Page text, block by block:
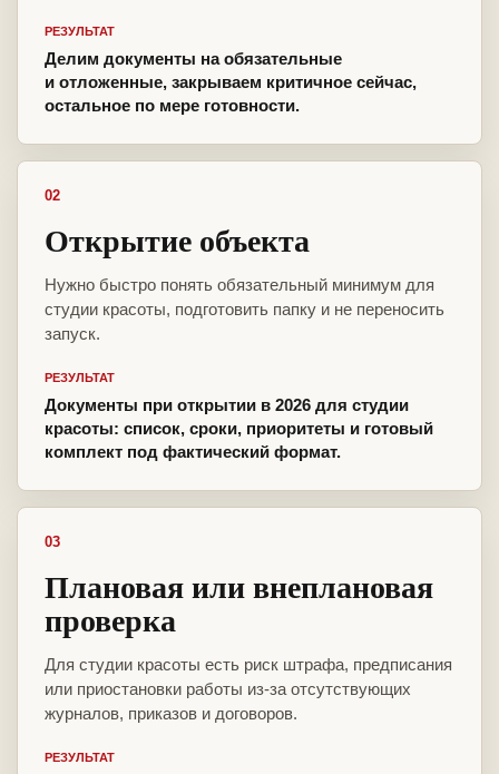
РЕЗУЛЬТАТ
Делим документы на обязательные
и отложенные, закрываем критичное сейчас,
остальное по мере готовности.
02
Открытие объекта
Нужно быстро понять обязательный минимум для
студии красоты, подготовить папку и не переносить
запуск.
РЕЗУЛЬТАТ
Документы при открытии в 2026 для студии
красоты: список, сроки, приоритеты и готовый
комплект под фактический формат.
03
Плановая или внеплановая
проверка
Для студии красоты есть риск штрафа, предписания
или приостановки работы из-за отсутствующих
журналов, приказов и договоров.
РЕЗУЛЬТАТ